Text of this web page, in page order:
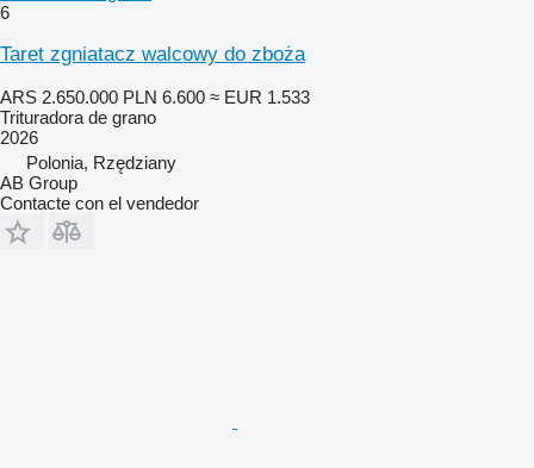
6
Taret zgniatacz walcowy do zboża
ARS 2.650.000 PLN 6.600 ≈ EUR 1.533
Trituradora de grano
2026
Polonia, Rzędziany
AB Group
Contacte con el vendedor